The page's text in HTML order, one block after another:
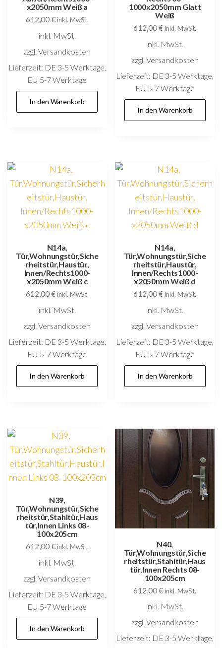
x2050mm Weiß a
612,00€inkl. MwSt.
inkl. MwSt.
zzgl. Versandkosten
Lieferzeit: DE 3-5 Werktage,
EU 5-7 Werktage
In den Warenkorb
1000x2050mm Glatt
Weiß
612,00€inkl. MwSt.
inkl. MwSt.
zzgl. Versandkosten
Lieferzeit: DE 3-5 Werktage,
EU 5-7 Werktage
In den Warenkorb
N14a,
Tür,Wohnungstür,Siche
rheitstür,Haustür,
Innen/Rechts1000-
x2050mm Weiß c
612,00€inkl. MwSt.
inkl. MwSt.
zzgl. Versandkosten
Lieferzeit: DE 3-5 Werktage,
EU 5-7 Werktage
In den Warenkorb
N14a,
Tür,Wohnungstür,Siche
rheitstür,Haustür,
Innen/Rechts1000-
x2050mm Weiß d
612,00€inkl. MwSt.
inkl. MwSt.
zzgl. Versandkosten
Lieferzeit: DE 3-5 Werktage,
EU 5-7 Werktage
In den Warenkorb
N39,
Tür,Wohnungstür,Siche
rheitstür,Stahltür,Haus
tür,Innen Links 08-
100x205cm
612,00€inkl. MwSt.
inkl. MwSt.
zzgl. Versandkosten
Lieferzeit: DE 3-5 Werktage,
EU 5-7 Werktage
In den Warenkorb
N40,
Tür,Wohnungstür,Siche
rheitstür,Stahltür,Haus
tür,Innen Rechts 08-
100x205cm
612,00€inkl. MwSt.
inkl. MwSt.
zzgl. Versandkosten
Lieferzeit: DE 3-5 Werktage,